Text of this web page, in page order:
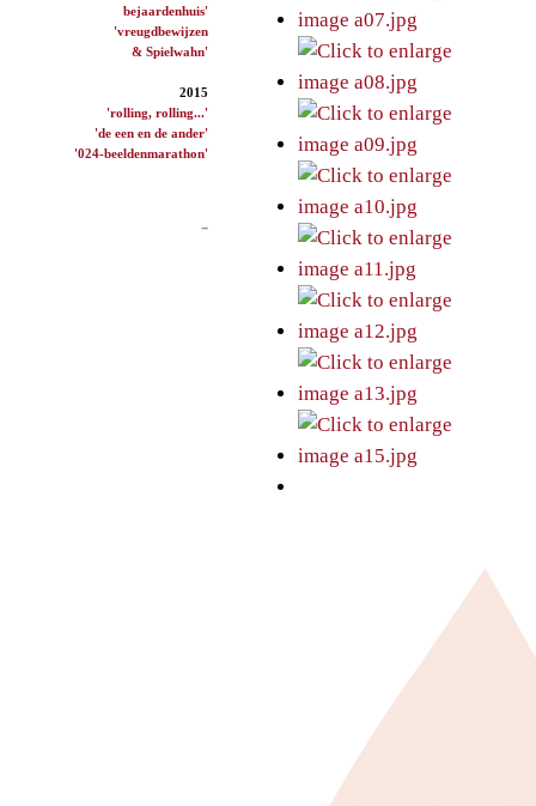
bejaardenhuis'
'vreugdbewijzen
& Spielwahn'
2015
'rolling, rolling...'
'de een en de ander'
'024-beeldenmarathon'